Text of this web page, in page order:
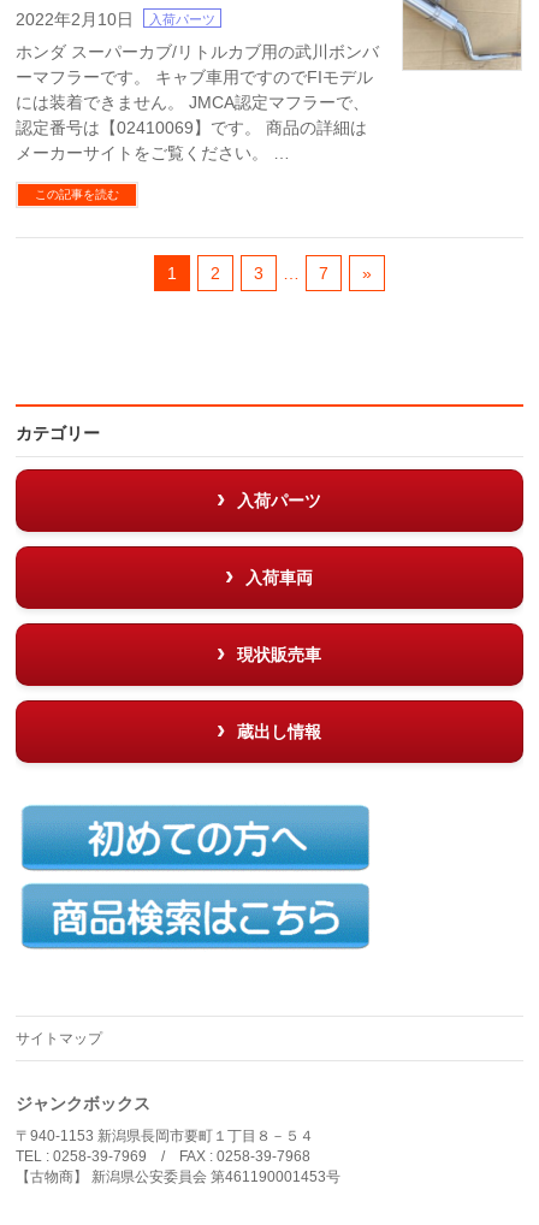
2022年2月10日 入荷パーツ
ホンダ スーパーカブ/リトルカブ用の武川ボンバ
ーマフラーです。 キャブ車用ですのでFIモデル
には装着できません。 JMCA認定マフラーで、
認定番号は【02410069】です。 商品の詳細は
メーカーサイトをご覧ください。 …
この記事を読む
1 2 3 7 »
カテゴリー
入荷パーツ
入荷車両
現状販売車
蔵出し情報
サイトマップ
ジャンクボックス
〒940-1153 新潟県長岡市要町１丁目８－５４
TEL : 0258-39-7969 / FAX : 0258-39-7968
【古物商】 新潟県公安委員会 第461190001453号